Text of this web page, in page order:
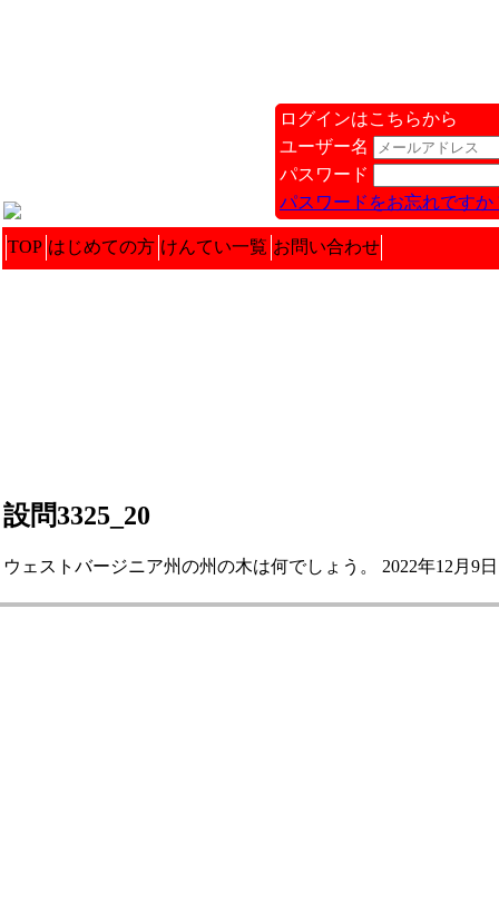
ログインはこちらから
ユーザー名
パスワード
パスワードをお忘れですか
TOP はじめての方 けんてい一覧 お問い合わせ
設問3325_20
ウェストバージニア州の州の木は何でしょう。 2022年12月9日